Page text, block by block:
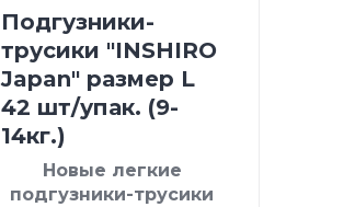
Подгузники-
трусики "INSHIRO
Japan" размер L
42 шт/упак. (9-
14кг.)
Новые легкие
подгузники-трусики